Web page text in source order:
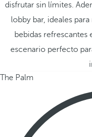
disfrutar sin límites.
lobby bar, ideales
bebidas
escenario perfecto
The Palm